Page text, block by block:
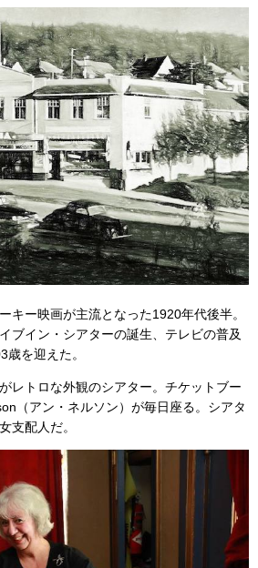
キー映画が主流となった1920年代後半。
ブイン・シアターの誕生、テレビの普及
を迎えた。
レトロな外観のシアター。チケットブー
（アン・ネルソン）が毎日座る。シアタ
支配人だ。